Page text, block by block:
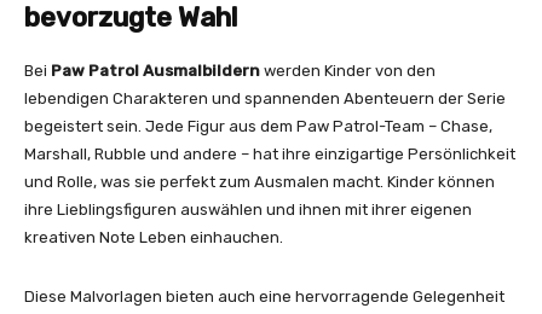
bevorzugte Wahl
Bei Paw Patrol Ausmalbildern werden Kinder von den
lebendigen Charakteren und spannenden Abenteuern der Serie
begeistert sein. Jede Figur aus dem Paw Patrol-Team – Chase,
Marshall, Rubble und andere – hat ihre einzigartige Persönlichkeit
und Rolle, was sie perfekt zum Ausmalen macht. Kinder können
ihre Lieblingsfiguren auswählen und ihnen mit ihrer eigenen
kreativen Note Leben einhauchen.
Diese Malvorlagen bieten auch eine hervorragende Gelegenheit